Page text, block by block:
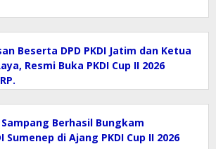
Beserta DPD PKDI Jatim dan Ketua
Resmi Buka PKDI Cup II 2026
Sampang Berhasil Bungkam
Sumenep di Ajang PKDI Cup II 2026